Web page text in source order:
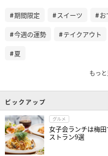
期間限定 スイーツ お
今週の運勢 テイクアウト
夏
もっ
ピックアップ
グルメ
女子会ランチは梅
ストラン9選